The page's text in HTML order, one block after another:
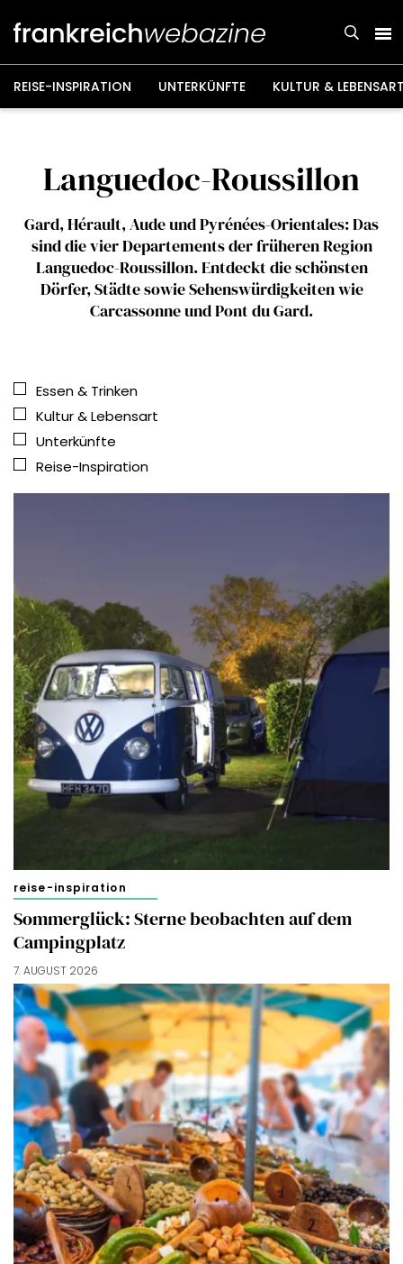
Inhalt
REISE-INSPIRATION UNTERKÜNFTE KULTUR &
Languedoc-Roussillon
Gard, Hérault, Aude und Pyrénées-Orientales: Das
sind die vier Departements der früheren Region
Languedoc-Roussillon. Entdeckt die schönsten
Dörfer, Städte sowie Sehenswürdigkeiten wie
Carcassonne und Pont du Gard.
Essen & Trinken
Kultur & Lebensart
Unterkünfte
Reise-Inspiration
reise-inspiration
Sommerglück: Sterne beobachten auf dem
Campingplatz
7. AUGUST 2026